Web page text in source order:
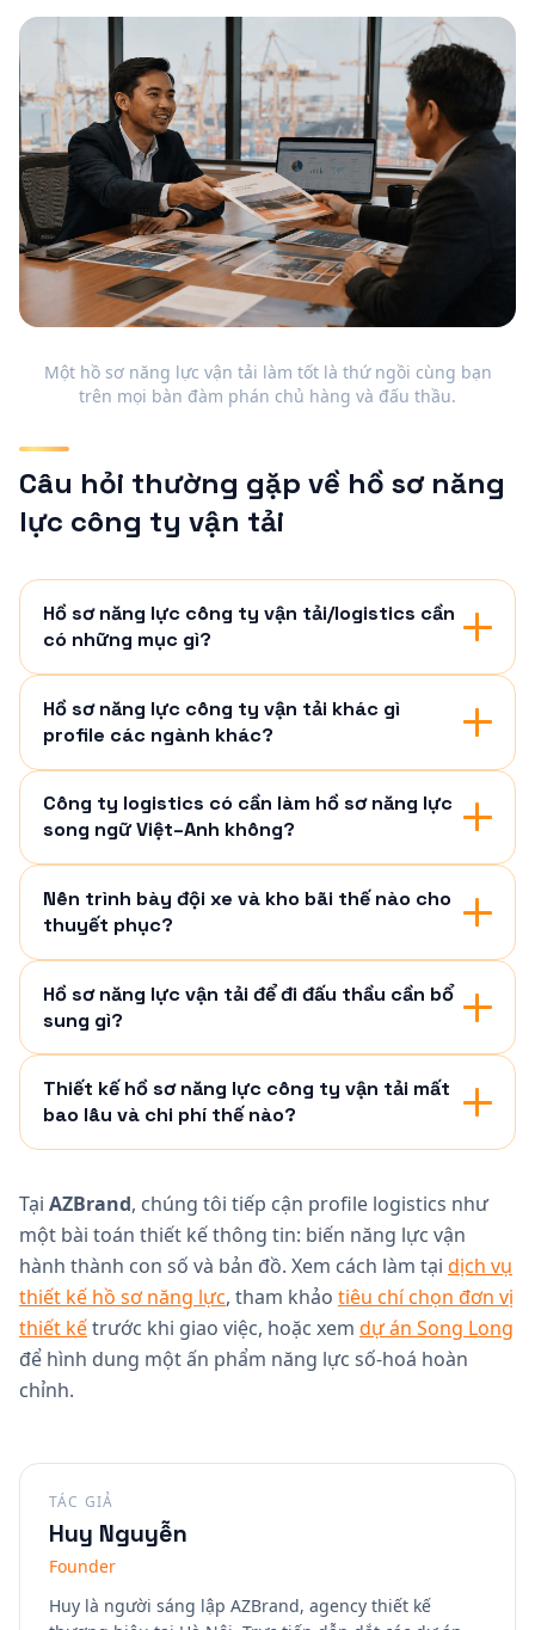
Một hồ sơ năng lực vận tải làm tốt là thứ ngồi cùng bạn
trên mọi bàn đàm phán chủ hàng và đấu thầu.
Câu hỏi thường gặp về hồ sơ năng
lực công ty vận tải
Hồ sơ năng lực công ty vận tải/logistics cần
có những mục gì?
Hồ sơ năng lực công ty vận tải khác gì
profile các ngành khác?
Công ty logistics có cần làm hồ sơ năng lực
song ngữ Việt–Anh không?
Nên trình bày đội xe và kho bãi thế nào cho
thuyết phục?
Hồ sơ năng lực vận tải để đi đấu thầu cần bổ
sung gì?
Thiết kế hồ sơ năng lực công ty vận tải mất
bao lâu và chi phí thế nào?
Tại AZBrand, chúng tôi tiếp cận profile logistics như
một bài toán thiết kế thông tin: biến năng lực vận
hành thành con số và bản đồ. Xem cách làm tại dịch vụ
thiết kế hồ sơ năng lực, tham khảo tiêu chí chọn đơn vị
thiết kếtrước khi giao việc, hoặc xem dự án Song Long
để hình dung một ấn phẩm năng lực số-hoá hoàn
chỉnh.
TÁC GIẢ
Huy Nguyễn
Founder
Huy là người sáng lập AZBrand, agency thiết kế